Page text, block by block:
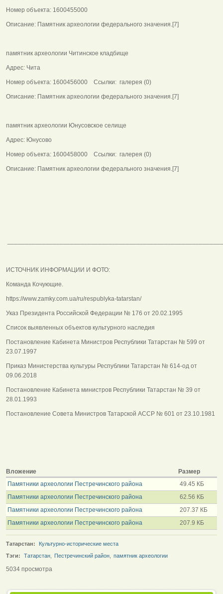
Номер объекта: 1600455000
Описание: Памятник археологии федерального значения.[7]
памятник археологии Читинское кладбище
Адрес: Чита
Номер объекта: 1600456000 Ссылки: галерея (0)
Описание: Памятник археологии федерального значения.[7]
памятник археологии Юнусовское селище
Адрес: Юнусово
Номер объекта: 1600458000 Ссылки: галерея (0)
Описание: Памятник археологии федерального значения.[7]
ИСТОЧНИК ИНФОРМАЦИИ И ФОТО:
Команда Кочующие.
https://www.zamky.com.ua/ru/respublyka-tatarstan/
Указ Президента Российской Федерации № 176 от 20.02.1995
Список выявленных объектов культурного наследия
Постановление Кабинета Министров Республики Татарстан № 599 от
23.07.1997
Приказ Министерства культуры Республики Татарстан № 614-од от
09.06.2018
Постановление Кабинета министров Республики Татарстан № 39 от
28.01.1993
Постановление Совета Министров Татарской АССР № 601 от 23.10.1981
Вложение
Размер
Памятники археологии Пестречинского района
49.45 КБ
Памятники археологии Пестречинского района
62.56 КБ
Памятники археологии Пестречинского района
207.37 КБ
Памятники археологии Пестречинского района
207.9 КБ
Татарстан:
Культурно-исторические места
Тэги:
Татарстан Пестречинский район памятник археологии
5034 просмотра